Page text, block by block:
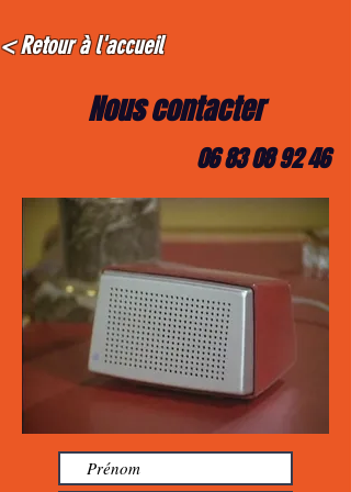
< Retour à l'accueil
Nous contacter
06 83 08 92 46